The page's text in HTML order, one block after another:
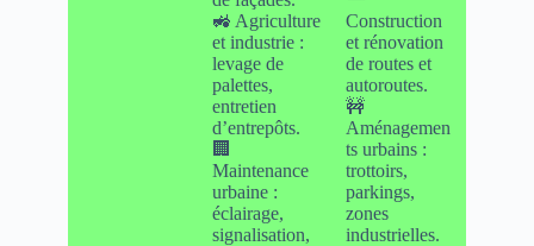
🚜 Agriculture
et industrie :
levage de
palettes,
entretien
d’entrepôts.
🏢
Maintenance
urbaine :
éclairage,
signalisation,
Construction
et rénovation
de routes et
autoroutes.
🚧
Aménagemen
ts urbains :
trottoirs,
parkings,
zones
industrielles.